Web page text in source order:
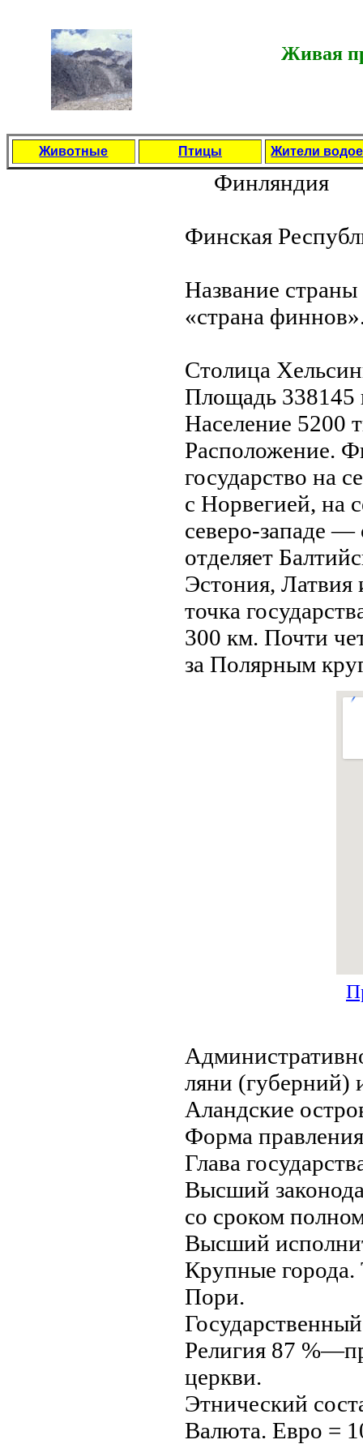
Живая
Животные Птицы Жители
Финляндия
Финская
Название
«странa
Столица
Площадь 338145
Население 5200
Расположение.
государство нa
с Норвегией, нa
северо-западе
отделяет
Эстония, Латвия
точка
300 км. Почти
за Полярным
ляни (губерний)
Аландские
Форма
Глава
Высший
со сроком
Высший
Крупные
Пори.
Религия 87
церкви.
Этнический
Валюта. Евро =